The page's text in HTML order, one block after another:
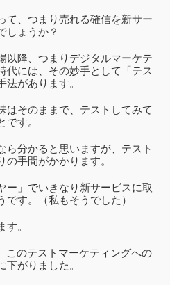
て、つまり売れる確信を新サー
しょうか？
以降、つまりデジタルマーケテ
代には、その妙手として「テス
法があります。
はそのままで、テストしてみて
です。
ら分かると思いますが、テスト
手間がかかります。
ー」でいきなり新サービスに取
です。（私もそうでした）
す。
このテストマーケティングへの
がりました。